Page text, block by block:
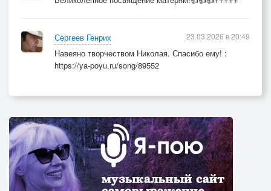
Сергеев Генрих
Навеяно творчеством Николая. Спасибо ему! :
https://ya-poyu.ru/song/89552
23.03.2026 в 20:49